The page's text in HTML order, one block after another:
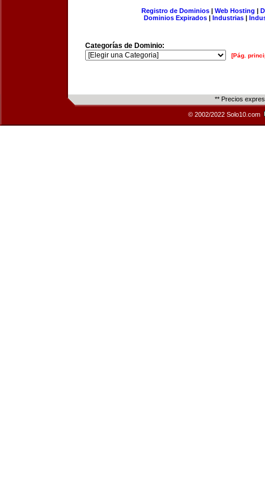
Registro de Dominios| Web Hosting |
Dominios Expirados | Industrias |
Categorías de Dominio:
[Pág.
** Precios
© 2002/2022 Solo10.com